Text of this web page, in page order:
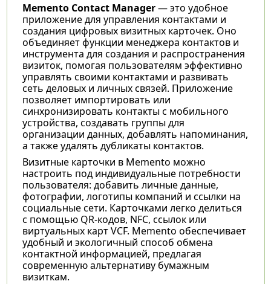
Memento Contact Manager— это удобное
приложение для управления контактами и
создания цифровых визитных карточек. Оно
объединяет функции менеджера контактов и
инструмента для создания и распространения
визиток, помогая пользователям эффективно
управлять своими контактами и развивать
сеть деловых и личных связей. Приложение
позволяет импортировать или
синхронизировать контакты с мобильного
устройства, создавать группы для
организации данных, добавлять напоминания,
а также удалять дубликаты контактов.
Визитные карточки в Memento можно
настроить под индивидуальные потребности
пользователя: добавить личные данные,
фотографии, логотипы компаний и ссылки на
социальные сети. Карточками легко делиться
с помощью QR-кодов, NFC, ссылок или
виртуальных карт VCF. Memento обеспечивает
удобный и экологичный способ обмена
контактной информацией, предлагая
современную альтернативу бумажным
визиткам.